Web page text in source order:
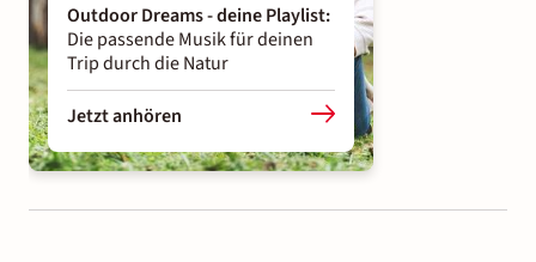
Outdoor Dreams - deine Playlist:
Die passende Musik für deinen
Trip durch die Natur
Jetzt anhören